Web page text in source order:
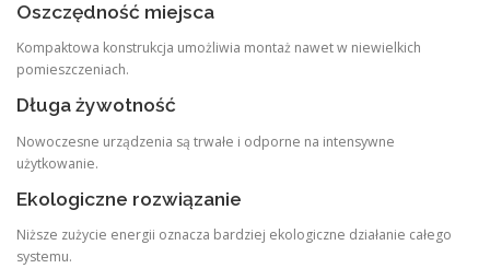
Oszczędność miejsca
Kompaktowa konstrukcja umożliwia montaż nawet w niewielkich
pomieszczeniach.
Długa żywotność
Nowoczesne urządzenia są trwałe i odporne na intensywne
użytkowanie.
Ekologiczne rozwiązanie
Niższe zużycie energii oznacza bardziej ekologiczne działanie całego
systemu.